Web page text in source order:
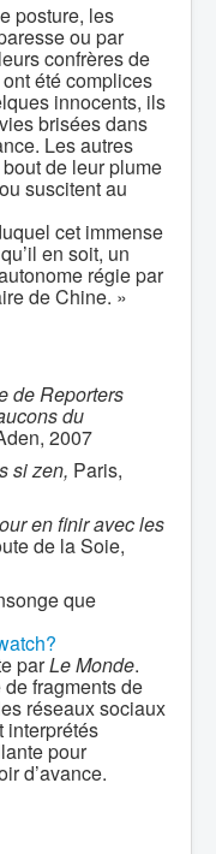
posture, les
ou par
confrères de
ont été complices
innocents, ils
brisées dans
Les autres
de leur plume
suscitent au
cet immense
en soit, un
régie par
de Chine. »
de Reporters
du
2007
si zen, Paris,
en finir avec les
de la Soie,
que
parLe Monde.
fragments de
réseaux sociaux
interprétés
pour
d’avance.